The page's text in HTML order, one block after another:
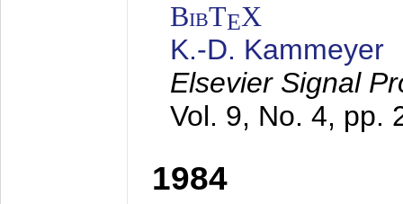
BibTEX
K.-D. Kammeyer
Elsevier Signal
Vol. 9, No. 4, pp.
1984